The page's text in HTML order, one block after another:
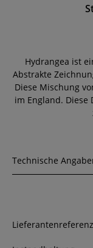
Hydrangea ist
Abstrakte
Diese Mischung
im England. Diese
Technische
Lieferantenreferenz